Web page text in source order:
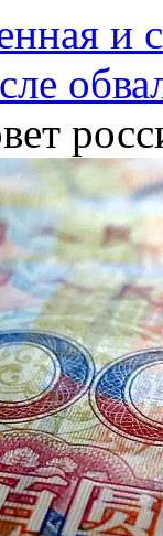
и